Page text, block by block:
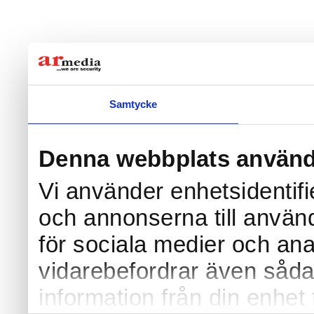
Samtycke
Denna webbplats
Vi använder
och annonserna till
för sociala medier och
vidarebefordrar även
information från din